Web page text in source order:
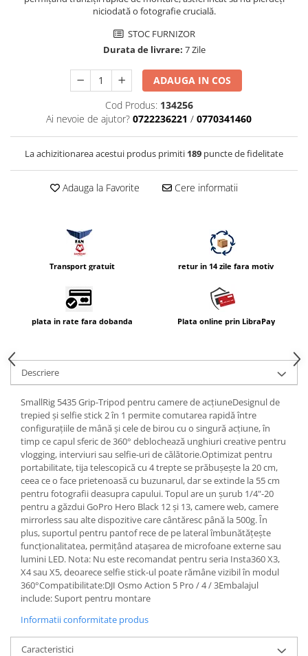
niciodată o fotografie crucială.
STOC FURNIZOR
Durata de livrare: 7 Zile
ADAUGA IN COS
Cod Produs: 134256
Ai nevoie de ajutor? 0722236221 / 0770341460
La achizitionarea acestui produs primiti 189 puncte de fidelitate
Adauga la Favorite Cere informatii
Transport gratuit retur in 14 zile fara motiv
plata in rate fara dobanda Plata online prin LibraPay
Descriere
SmallRig 5435 Grip-Tripod pentru camere de acțiuneDesignul de
trepied și selfie stick 2 în 1 permite comutarea rapidă între
configurațiile de mână și cele de birou cu o singură acțiune, în
timp ce capul sferic de 360° deblochează unghiuri creative pentru
vlogging, interviuri sau selfie-uri de călătorie.Optimizat pentru
portabilitate, tija telescopică cu 4 trepte se prăbușește la 20 cm,
ceea ce o face prietenoasă cu buzunarul, dar se extinde la 55 cm
pentru fotografii deasupra capului. Topul are un șurub 1/4"-20
pentru a găzdui GoPro Hero Black 12 și 13, camere web, camere
mirrorless sau alte dispozitive care cântăresc până la 500g. În
plus, suportul pentru pantof rece de pe lateral îmbunătățește
funcționalitatea, permițând atașarea de microfoane externe sau
lumini LED. Nota: Nu este recomandat pentru seria Insta360 X3,
X4 sau X5, deoarece selfie stick-ul poate rămâne vizibil în modul
360°Compatibilitate:DJI Osmo Action 5 Pro / 4 / 3Embalajul
include: Suport pentru montare
Informatii conformitate produs
Caracteristici